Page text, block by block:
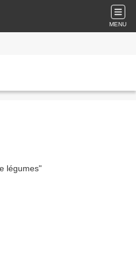
MENU